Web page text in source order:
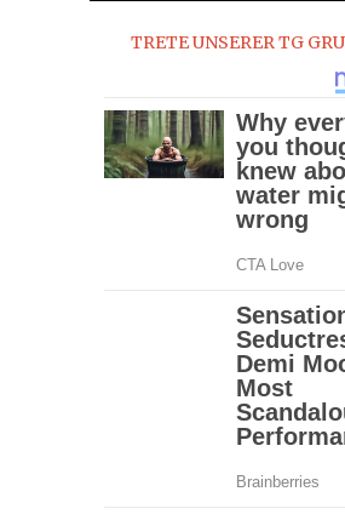
TRETE UNSERER TG